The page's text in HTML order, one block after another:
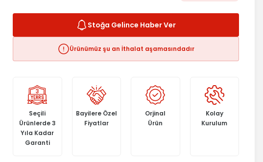
Stoğa Gelince Haber Ver
Ürünümüz şu an İthalat aşamasındadır
Seçili
Ürünlerde 3
Yıla Kadar
Garanti
Bayilere Özel
Fiyatlar
Orjinal
Ürün
Kolay
Kurulum